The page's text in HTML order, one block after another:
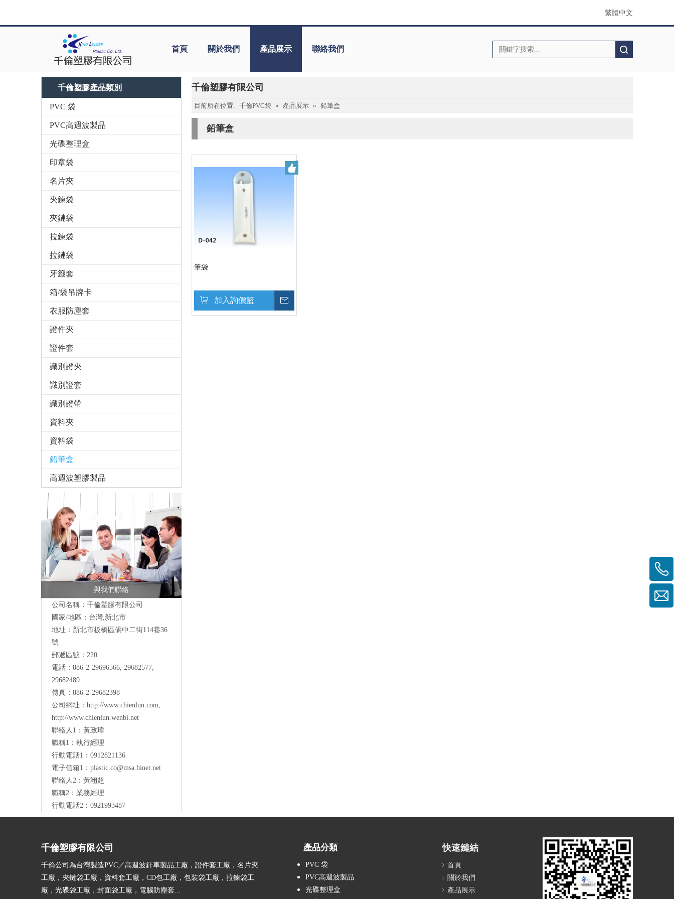
繁體中文
首頁 關於我們 產品展示 聯絡我們
千倫塑膠產品類別
PVC 袋
PVC高週波製品
光碟整理盒
印章袋
名片夾
夾鍊袋
夾鏈袋
拉鍊袋
拉鏈袋
牙籤套
箱/袋吊牌卡
衣服防塵套
證件夾
證件套
識別證夾
識別證套
識別證帶
資料夾
資料袋
鉛筆盒
高週波塑膠製品
與我們聯絡
公司名稱：千倫塑膠有限公司
國家/地區：台灣,新北市
地址：新北市板橋區僑中二街114巷36
號
郵遞區號：220
電話： 886-2-29696566, 29682577,
29682489
傳真：886-2-29682398
公司網址： http://www.chienlun.com,
http://www.chienlun.wenbi.net
聯絡人1：黃政瑋
職稱1：執行經理
行動電話1：0912821136
電子信箱1： plastic.co@msa.hinet.net
聯絡人2：黃翊超
職稱2：業務經理
行動電話2：0921993487
千倫塑膠有限公司
目前所在位置: 千倫PVC袋 » 產品展示 » 鉛筆盒
鉛筆盒
筆袋
加入詢價籃
千倫塑膠有限公司
千倫公司為台灣製造PVC／高週波針車製品工廠，證件套工廠，名片夾
工廠，夾鏈袋工廠，資料套工廠，CD包工廠，包裝袋工廠，拉鍊袋工
廠，光碟袋工廠，封面袋工廠，電腦防塵套...
產品分類
PVC 袋
PVC高週波製品
光碟整理盒
快速鏈結
首頁
關於我們
產品展示